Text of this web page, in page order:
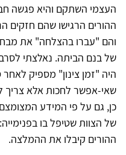
העצמי השתקם והיא פגשה
ההורים הרגישו שהם חזקים
והם "עברו בהצלחה" את
של בנם הביתה. נאלצתי
היה "זמן צינון" מספיק לאחר
שאי-אפשר לחכות אלא צריך
כן, גם על פי המידע
של הצוות שטיפל בו
ההורים קיבלו את ההמלצה.